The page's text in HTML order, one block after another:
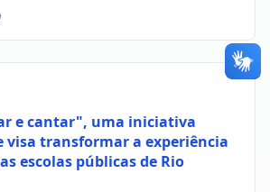
e cantar", uma iniciativa
visa transformar a experiência
escolas públicas de Rio